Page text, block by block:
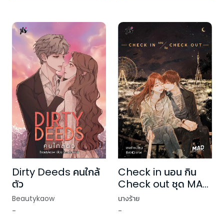
Dirty Deeds คนใกล้
ตัว
Beautykaow
-
Check in นอน กิน
Check out ชุด MAD
OVERDOSE
นางร้าย
-